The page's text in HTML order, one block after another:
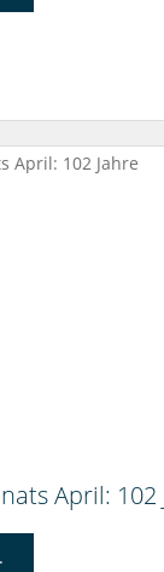
April: 102